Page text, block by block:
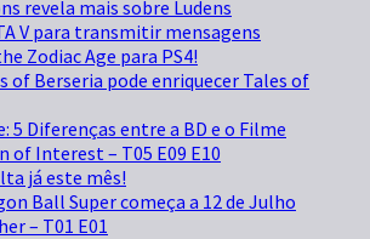
revela mais sobre Ludens
V para transmitir mensagens
Zodiac Age para PS4!
of Berseria pode enriquecer Tales of
5 Diferenças entre a BD e o Filme
of Interest – T05 E09 E10
já este mês!
Ball Super começa a 12 de Julho
– T01 E01